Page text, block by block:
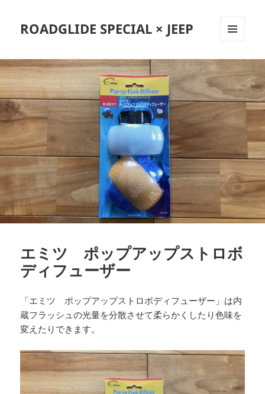
ROADGLIDE SPECIAL × JEEP
ーとウ
ィジェ
ット
エミツ ポップアップストロボ
ディフューザー
「エミツ ポップアップストロボディフューザー」は内
蔵フラッシュの光量を分散させて柔らかくしたり色味を
変えたりできます。